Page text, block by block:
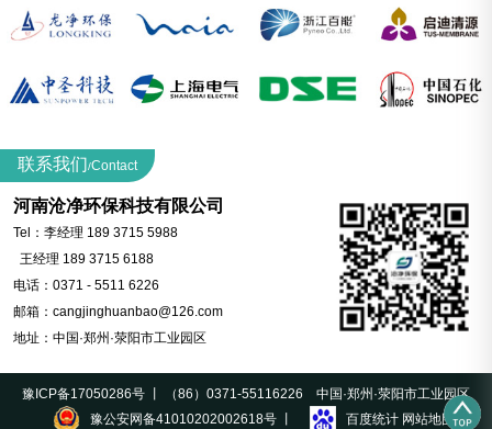
联系我们/Contact
河南沧净环保科技有限公司
Tel：李经理 189 3715 5988
王经理 189 3715 6188
电话：0371 - 5511 6226
邮箱：cangjinghuanbao@126.com
地址：中国·郑州·荥阳市工业园区
豫ICP备17050286号 丨 （86）0371-55116226 中国·郑州·荥阳市工业园区
豫公安网备41010202002618号 丨
百度统计 网站地图